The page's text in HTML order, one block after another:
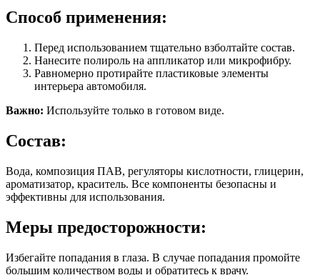
Способ применения:
Перед использованием тщательно взболтайте состав.
Нанесите полироль на аппликатор или микрофибру.
Равномерно протирайте пластиковые элементы
интерьера автомобиля.
Важно: Используйте только в готовом виде.
Состав:
Вода, композиция ПАВ, регуляторы кислотности, глицерин,
ароматизатор, краситель. Все компоненты безопасны и
эффективны для использования.
Меры предосторожности:
Избегайте попадания в глаза. В случае попадания промойте
большим количеством воды и обратитесь к врачу.